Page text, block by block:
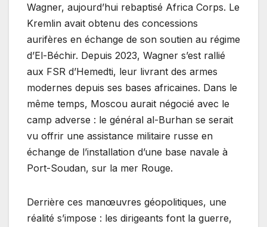
Wagner, aujourd’hui rebaptisé Africa Corps. Le
Kremlin avait obtenu des concessions
aurifères en échange de son soutien au régime
d’El-Béchir. Depuis 2023, Wagner s’est rallié
aux FSR d’Hemedti, leur livrant des armes
modernes depuis ses bases africaines. Dans le
même temps, Moscou aurait négocié avec le
camp adverse : le général al-Burhan se serait
vu offrir une assistance militaire russe en
échange de l’installation d’une base navale à
Port-Soudan, sur la mer Rouge.
Derrière ces manœuvres géopolitiques, une
réalité s’impose : les dirigeants font la guerre,